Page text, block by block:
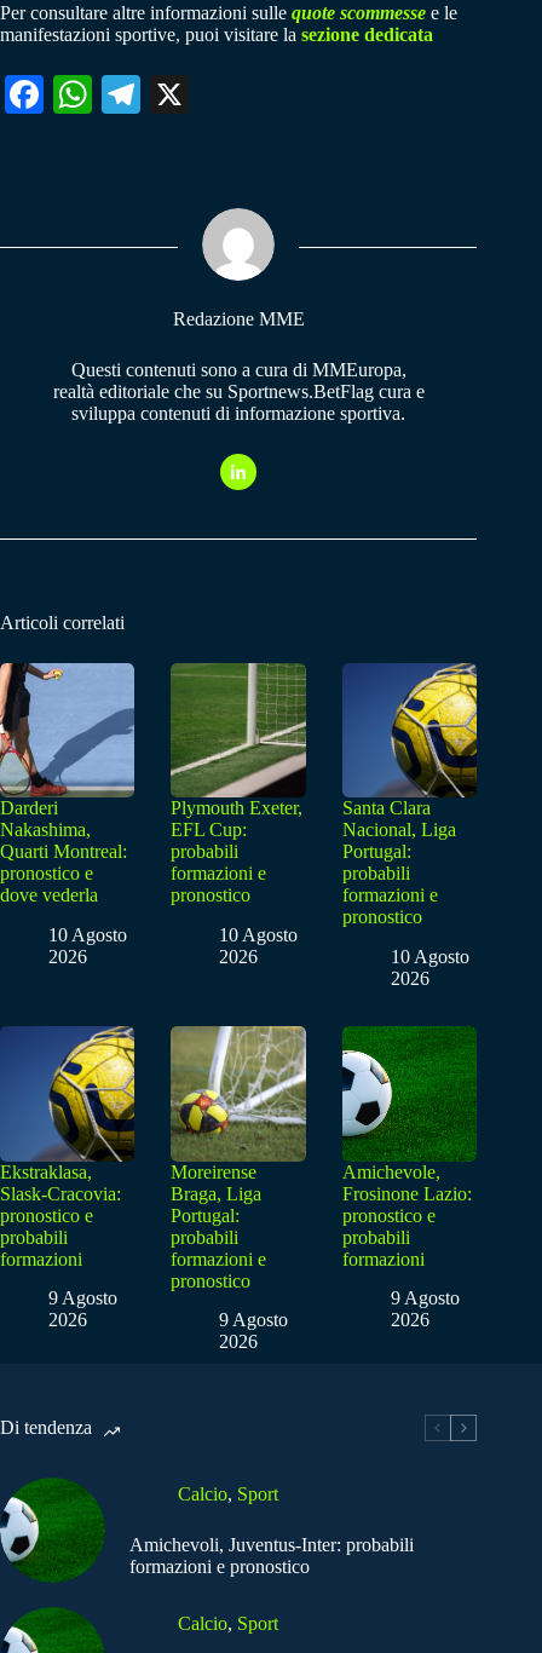
Per consultare altre informazioni sulle quote scommesse e le
manifestazioni sportive, puoi visitare la sezione dedicata
Fa W
pp
Te
m
Redazione MME
Questi contenuti sono a cura di MMEuropa,
realtà editoriale che su Sportnews.BetFlag cura e
sviluppa contenuti di informazione sportiva.
Articoli correlati
Darderi
Nakashima,
Quarti Montreal:
pronostico e
dove vederla
10 Agosto
2026
Plymouth Exeter,
EFL Cup:
probabili
formazioni e
pronostico
10 Agosto
2026
Santa Clara
Nacional, Liga
Portugal:
probabili
formazioni e
pronostico
10 Agosto
2026
Ekstraklasa,
Slask-Cracovia:
pronostico e
probabili
formazioni
9 Agosto
2026
Moreirense
Braga, Liga
Portugal:
probabili
formazioni e
pronostico
9 Agosto
2026
Amichevole,
Frosinone Lazio:
pronostico e
probabili
formazioni
9 Agosto
2026
Di tendenza
Calcio, Sport
Amichevoli, Juventus-Inter: probabili
formazioni e pronostico
Calcio, Sport